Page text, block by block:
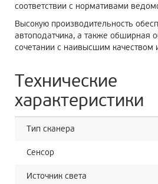
соответствии с нормативами
Высокую производительность
автоподатчика, а также обширная
сочетании с наивысшим качеством
Технические
характеристики
Тип сканера
Сенсор
Источник света